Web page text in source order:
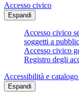
Accesso civico
Espandi
Accesso civico
soggetti a
Accesso civico
Registro degli
Accessibilità e
Espandi